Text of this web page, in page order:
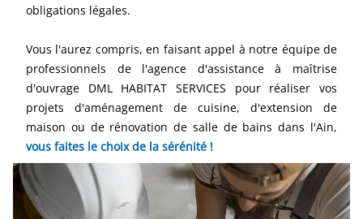
obligations légales.
Vous l'aurez compris, en faisant appel à notre équipe de
professionnels de l'agence d'assistance à maîtrise
d'ouvrage DML HABITAT SERVICES pour réaliser vos
projets d'aménagement de cuisine, d'extension de
maison ou de rénovation de salle de bains dans l'Ain,
vous faites le choix de la sérénité !